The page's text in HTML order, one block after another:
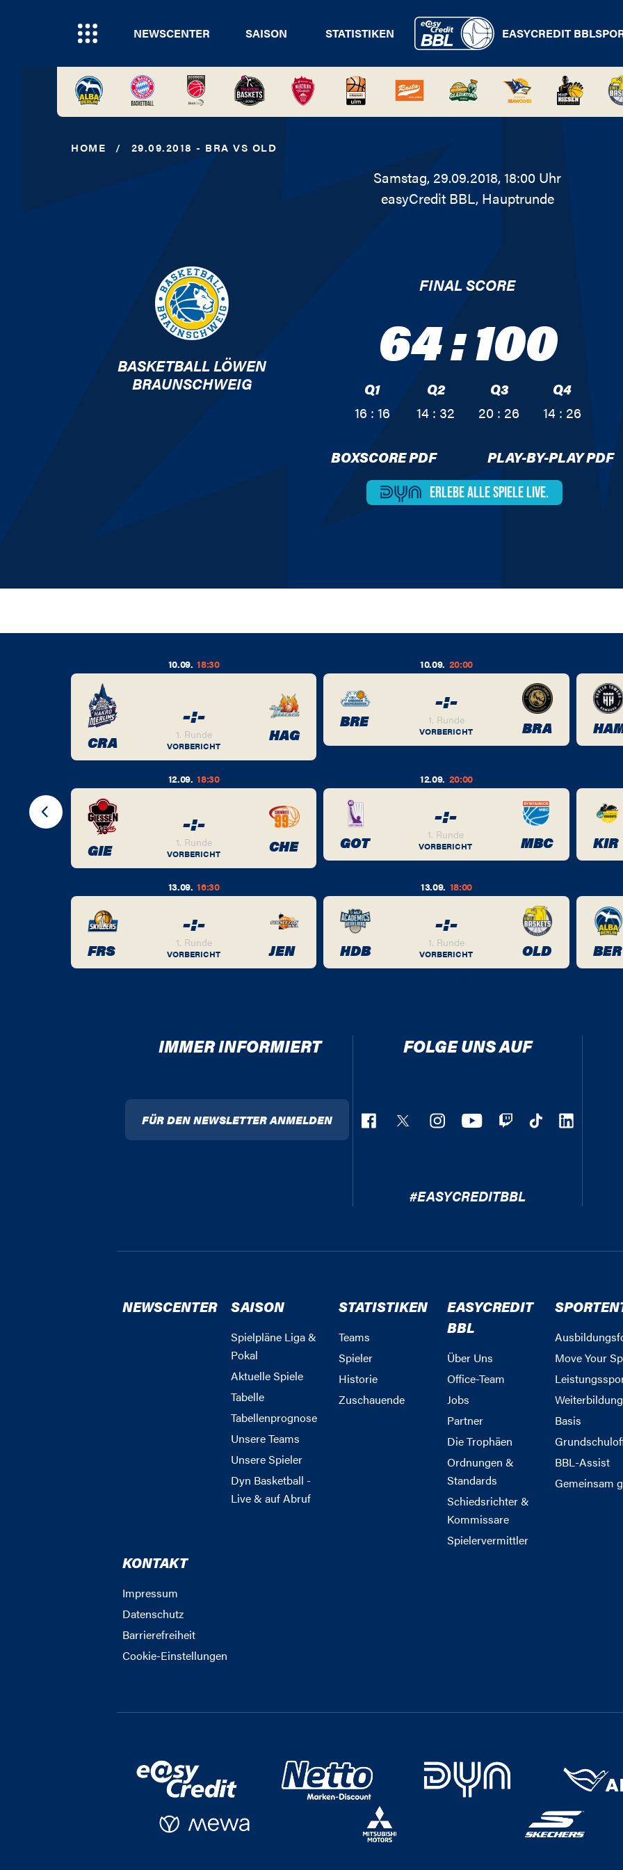
NEWSCENTER SAISON STATISTIKEN EASYCREDIT BBL
HOME / 29.09.2018 - BRA VS OLD
Samstag, 29.09.2018, 18:00 Uhr
easyCredit BBL, Hauptrunde
BASKETBALL LÖWEN
BRAUNSCHWEIG
FINAL SCORE
64:100
Q1
16 : 16
Q2
14 : 32
Q3
20 : 26
Q4
14 : 26
BOXSCORE PDF PLAY-BY-PLAY PDF
ERLEBE ALLESPIELE LIVE.
BER
10.09. 18:30
CRA
-:-
1. Runde
VORBERICHT
HAG
10.09. 20:00
BRE
-:-
1. Runde
VORBERICHT BRA
12.09. 18:30
GIE
-:-
1. Runde
VORBERICHT CHE
12.09. 20:00
GOT
-:-
1. Runde
VORBERICHT MBC KIR
13.09. 16:30
FRS
-:-
1. Runde
VORBERICHT JEN
13.09. 18:00
HDB
-:-
1. Runde
VORBERICHT OLD BER
IMMER INFORMIERT
FÜR DEN NEWSLETTER ANMELDEN
FOLGE UNS AUF
#EASYCREDITBBL
NEWSCENTER SAISON
Spielpläne Liga &
Pokal
Aktuelle Spiele
Tabelle
Tabellenprognose
Unsere Teams
Unsere Spieler
Dyn Basketball -
Live & auf Abruf
STATISTIKEN
Teams
Spieler
Historie
Zuschauende
EASYCREDIT
BBL
Über Uns
Office-Team
Jobs
Partner
Die Trophäen
Ordnungen &
Standards
Schiedsrichter &
Kommissare
Spielervermittler
Move Your
Weiterbildung
Basis
BBL-Assist
Gemeinsam
KONTAKT
Impressum
Datenschutz
Barrierefreiheit
Cookie-Einstellungen